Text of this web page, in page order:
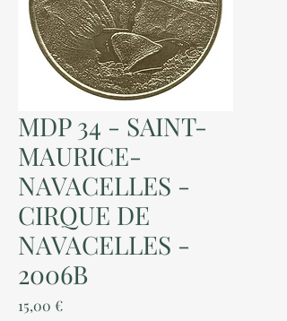
MDP 34 - SAINT-
MAURICE-
NAVACELLES -
CIRQUE DE
NAVACELLES -
2006B
15,00 €Prix